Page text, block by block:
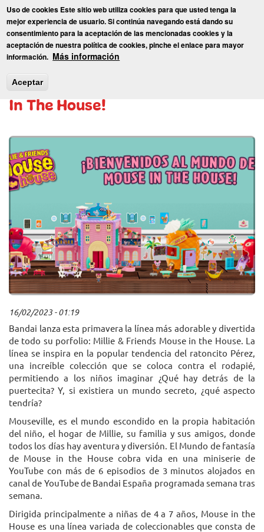
Uso de cookies Este sitio web utiliza cookies para que usted tenga la
mejor experiencia de usuario. Si continúa navegando está dando su
consentimiento para la aceptación de las mencionadas cookies y la
aceptación de nuestra política de cookies, pinche el enlace para mayor
información. Más información
Aceptar
Pasar
contenido
principal
Inicio »Blog» ¡Bienvenidos al Mundo de Mouse In The House!
¡Bienvenidos al Mundo de Mouse
In The House!
16/02/2023 - 01:19
Bandai lanza esta primavera la línea más adorable y divertida
de todo su porfolio: Millie & Friends Mouse in the House. La
línea se inspira en la popular tendencia del ratoncito Pérez,
una increíble colección que se coloca contra el rodapié,
permitiendo a los niños imaginar ¿Qué hay detrás de la
puertecita? Y, si existiera un mundo secreto, ¿qué aspecto
tendría?
Mouseville, es el mundo escondido en la propia habitación
del niño, el hogar de Millie, su familia y sus amigos, donde
todos los días hay aventura y diversión. El Mundo de fantasía
de Mouse in the House cobra vida en una miniserie de
YouTube con más de 6 episodios de 3 minutos alojados en
canal de YouTube de Bandai España programada semana tras
semana.
Dirigida principalmente a niñas de 4 a 7 años, Mouse in the
House es una línea variada de coleccionables que consta de